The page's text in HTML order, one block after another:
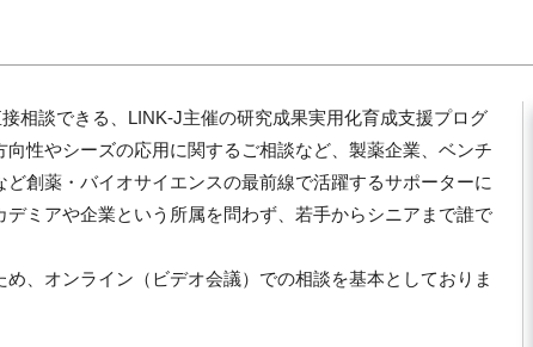
相談できる、LINK-J主催の研究成果実用化育成支援プログ
性やシーズの応用に関するご相談など、製薬企業、ベンチ
創薬・バイオサイエンスの最前線で活躍するサポーターに
ミアや企業という所属を問わず、若手からシニアまで誰で
め、オンライン（ビデオ会議）での相談を基本としておりま